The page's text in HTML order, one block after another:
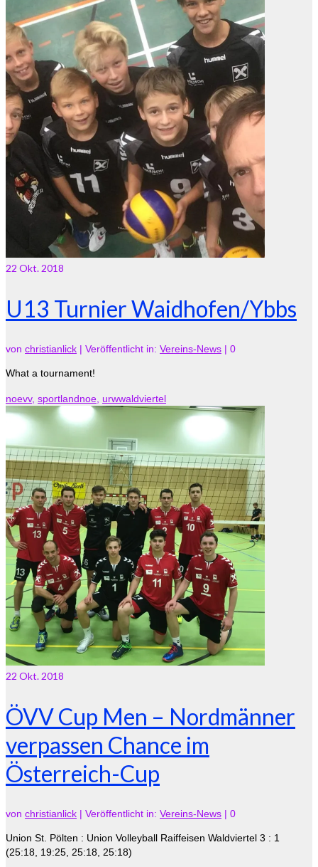
22 Okt. 2018
U13 Turnier Waidhofen/Ybbs
von christianlick | Veröffentlicht in: Vereins-News | 0
What a tournament!
noevv, sportlandnoe, urwwaldviertel
22 Okt. 2018
ÖVV Cup Men – Nordmänner
verpassen Chance im
Österreich-Cup
von christianlick | Veröffentlicht in: Vereins-News | 0
Union St. Pölten : Union Volleyball Raiffeisen Waldviertel 3 : 1
(25:18, 19:25, 25:18, 25:18)